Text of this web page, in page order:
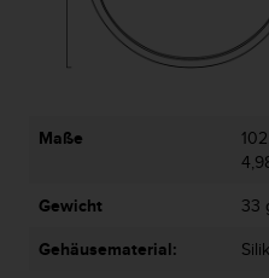
Maße
Gewicht
33
Gehäusematerial: